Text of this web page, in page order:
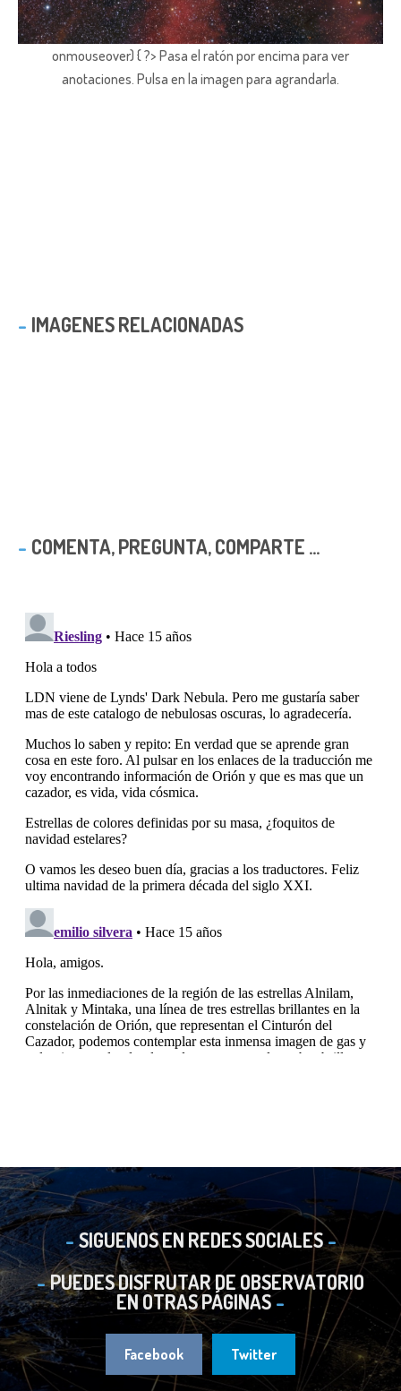
onmouseover) { ?> Pasa el ratón por encima para ver
anotaciones. Pulsa en la imagen para agrandarla.
IMAGENES RELACIONADAS
COMENTA, PREGUNTA, COMPARTE ...
SIGUENOS EN REDES SOCIALES
PUEDES DISFRUTAR DE OBSERVATORIO
EN OTRAS PÁGINAS
Facebook Twitter